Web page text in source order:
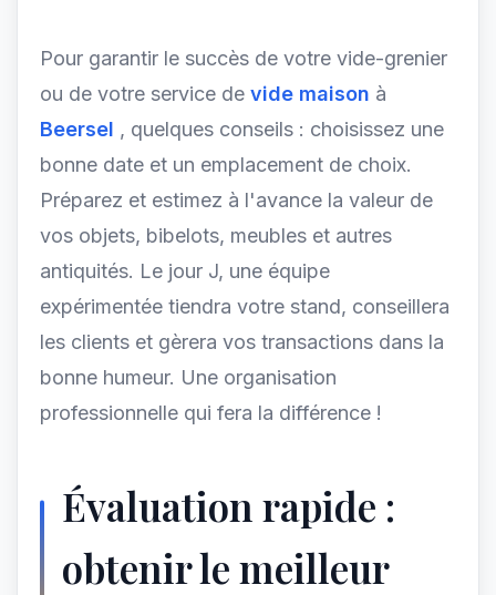
Pour garantir le succès de votre vide-grenier
ou de votre service de vide maison à
Beersel , quelques conseils : choisissez une
bonne date et un emplacement de choix.
Préparez et estimez à l'avance la valeur de
vos objets, bibelots, meubles et autres
antiquités. Le jour J, une équipe
expérimentée tiendra votre stand, conseillera
les clients et gèrera vos transactions dans la
bonne humeur. Une organisation
professionnelle qui fera la différence !
Évaluation rapide :
obtenir le meilleur